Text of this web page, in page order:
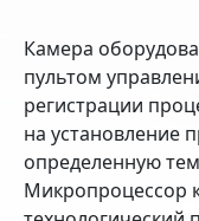
Камера
пультом
регистрации
на установление
определенную
Микропроцессор